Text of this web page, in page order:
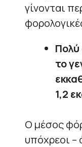
γίνονται
Πολύ
το
1,2
Ο μέσος
υπόχρεοι